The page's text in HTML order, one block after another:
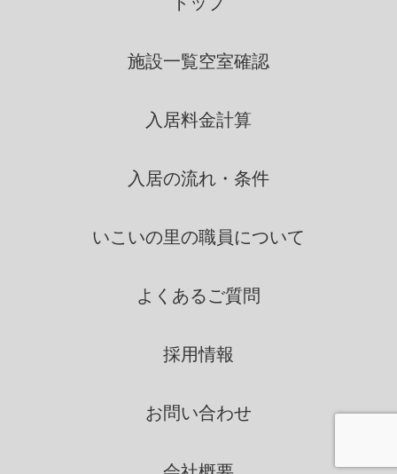
者間との間で共同利用し、ま
者に依託する場合には、当該
第三者につき厳正な調査を行
ために、適正な監督を行いま
本人の同意を得ることなく、第
施設一覧空室確認
入居料金計算
入居の流れ・条件
いこいの里の職員について
よくあるご質問
採用情報
お問い合わせ